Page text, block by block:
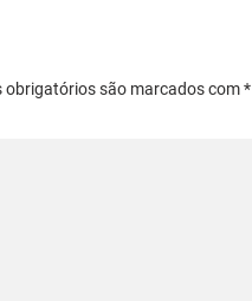
obrigatórios são marcados com *